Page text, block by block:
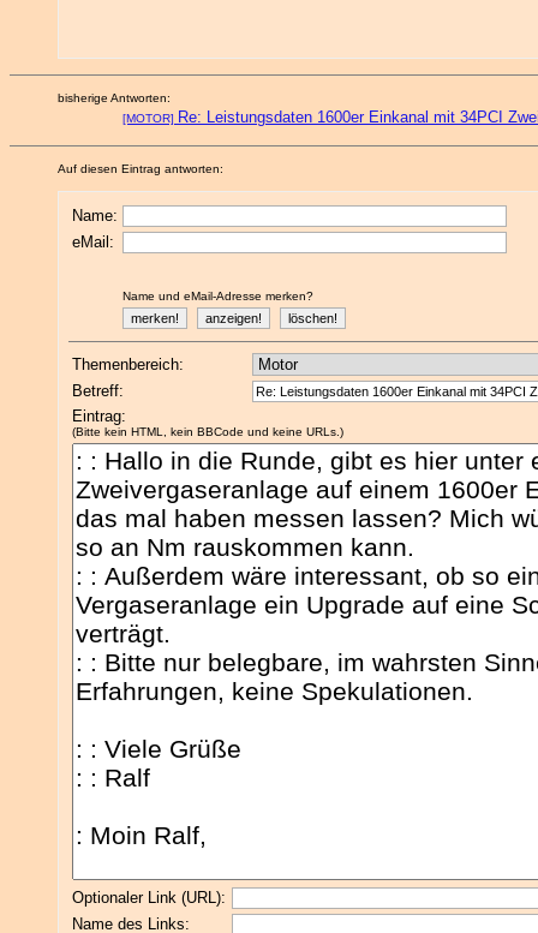
bisherige Antworten:
[MOTOR] Re: Leistungsdaten 1600er Einkanal mit 34PCI
Auf diesen Eintrag antworten:
Name:
eMail:
Name und eMail-Adresse merken?
Themenbereich:
Betreff:
Eintrag:
(Bitte kein HTML, kein BBCode und keine URLs.)
Optionaler Link (URL):
Name des Links: